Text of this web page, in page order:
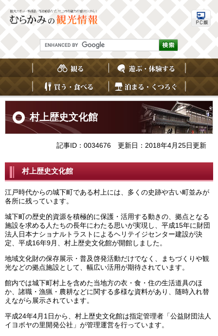
へ
G
o
o
カ
ス
ム
検
索
文
村上歴史文化館
記事ID：0034676 更新日：2018年4月25日更新
村上歴史文化館
江戸時代からの城下町である村上には、多くの史跡や古い町並みが
各所に残っています。
城下町の歴史的資源を積極的に保護・活用する動きの、拠点となる
施設を求める人たちの長年にわたる思いが実現し、平成15年に財団
法人日本ナショナルトラストによるヘリテイジセンター建設が決
定、平成16年9月、村上歴史文化館が開館しました。
地域文化財の保存展示・普及啓発活動だけでなく、まちづくりや観
光などの拠点施設として、幅広い活用が期待されています。
館内では城下町村上を含めた当地方の衣・食・住の生活道具のほ
か、諸職・漁猟・農耕などに関する多様な資料があり、随時入れ替
えながら展示されています。
平成24年4月1日から、村上歴史文化館は指定管理者「公益財団法人
イヨボヤの里開発公社」が管理運営を行っています。